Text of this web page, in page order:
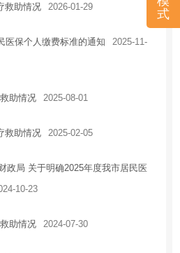
式
告
救助情况 2026-01-29
医保个人缴费标准的通知
2025-11-
助情况 2025-08-01
救助情况 2025-02-05
政局 关于明确2025年度我市居民医
10-23
助情况 2024-07-30